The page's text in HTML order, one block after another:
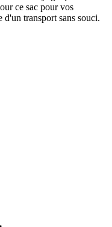
ce sac pour vos
d'un transport sans souci.